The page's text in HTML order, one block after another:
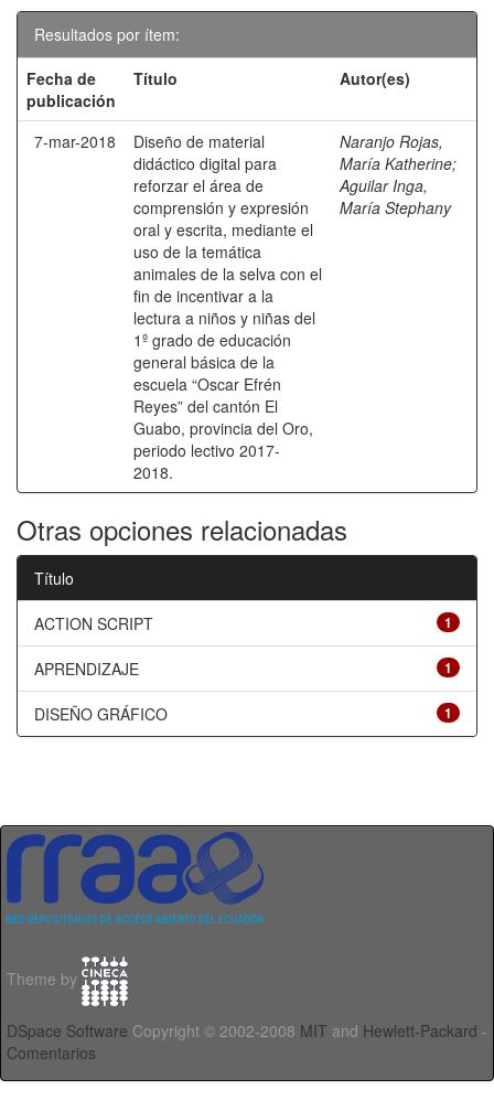
Resultados por ítem:
Fecha de
publicación
Título Autor(es)
7-mar-2018
Diseño de material
didáctico digital para
reforzar el área de
comprensión y expresión
oral y escrita, mediante el
uso de la temática
animales de la selva con el
fin de incentivar a la
lectura a niños y niñas del
1º grado de educación
general básica de la
escuela “Oscar Efrén
Reyes” del cantón El
Guabo, provincia del Oro,
periodo lectivo 2017-
2018.
Naranjo Rojas,
María Katherine;
Aguilar Inga,
María Stephany
Otras opciones relacionadas
Título
1
ACTION SCRIPT
1
APRENDIZAJE
1
DISEÑO GRÁFICO
Theme by
DSpace Software Copyright © 2002-2008 MIT and Hewlett-Packard -
Comentarios